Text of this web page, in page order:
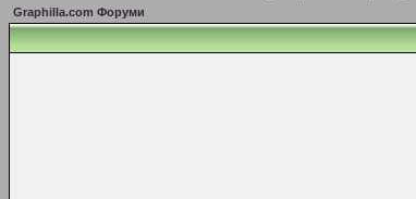
Graphilla.com Форуми